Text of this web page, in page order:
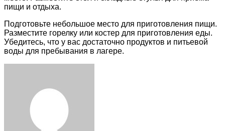
пищи и отдыха.
Подготовьте небольшое место для приготовления пищи.
Разместите горелку или костер для приготовления еды.
Убедитесь, что у вас достаточно продуктов и питьевой
воды для пребывания в лагере.